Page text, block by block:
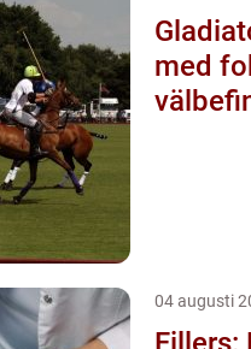
med
04 augusti